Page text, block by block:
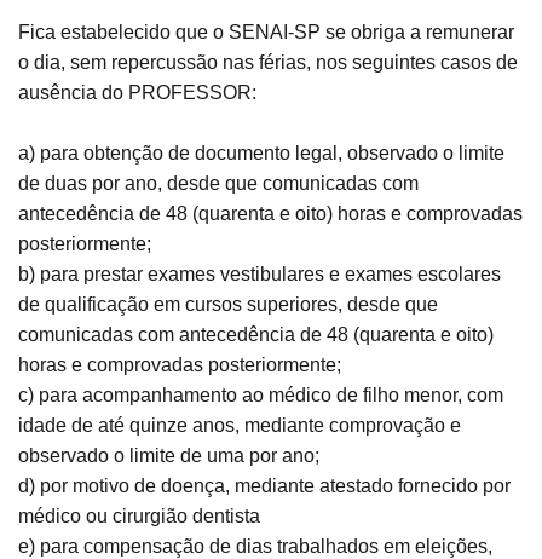
Fica estabelecido que o SENAI-SP se obriga a remunerar
o dia, sem repercussão nas férias, nos seguintes casos de
ausência do PROFESSOR:
a) para obtenção de documento legal, observado o limite
de duas por ano, desde que comunicadas com
antecedência de 48 (quarenta e oito) horas e comprovadas
posteriormente;
b) para prestar exames vestibulares e exames escolares
de qualificação em cursos superiores, desde que
comunicadas com antecedência de 48 (quarenta e oito)
horas e comprovadas posteriormente;
c) para acompanhamento ao médico de filho menor, com
idade de até quinze anos, mediante comprovação e
observado o limite de uma por ano;
d) por motivo de doença, mediante atestado fornecido por
médico ou cirurgião dentista
e) para compensação de dias trabalhados em eleições,